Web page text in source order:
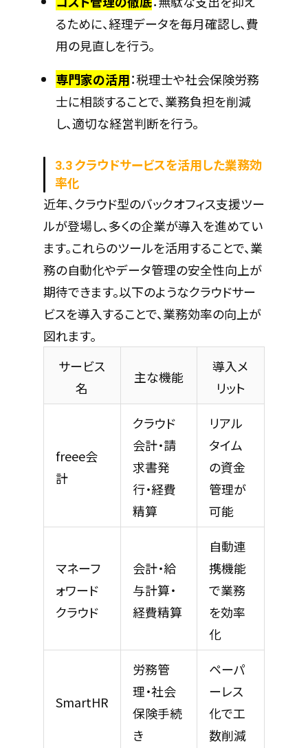
るために、経理データを毎月確認し、費
用の見直しを行う。
専門家の活用：税理士や社会保険労務
士に相談することで、業務負担を削減
し、適切な経営判断を行う。
3.3 クラウドサービスを活用した業務効
率化
近年、クラウド型のバックオフィス支援ツー
ルが登場し、多くの企業が導入を進めてい
ます。これらのツールを活用することで、業
務の自動化やデータ管理の安全性向上が
期待できます。以下のようなクラウドサー
ビスを導入することで、業務効率の向上が
図れます。
サービス
名
主な機能
導入メ
リット
freee会
計
クラウド
会計・請
求書発
行・経費
精算
リアル
タイム
の資金
管理が
可能
マネーフ
ォワード
クラウド
会計・給
与計算・
経費精算
自動連
携機能
で業務
を効率
化
SmartHR
労務管
理・社会
保険手続
き
ペーパ
ーレス
化で工
数削減